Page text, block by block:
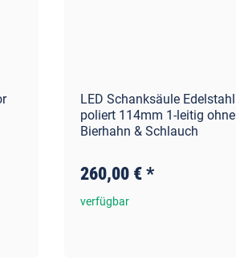
LED Schanksäule Edelstahl
poliert 114mm 1-leitig ohne
Bierhahn & Schlauch
260,00 €*
verfügbar